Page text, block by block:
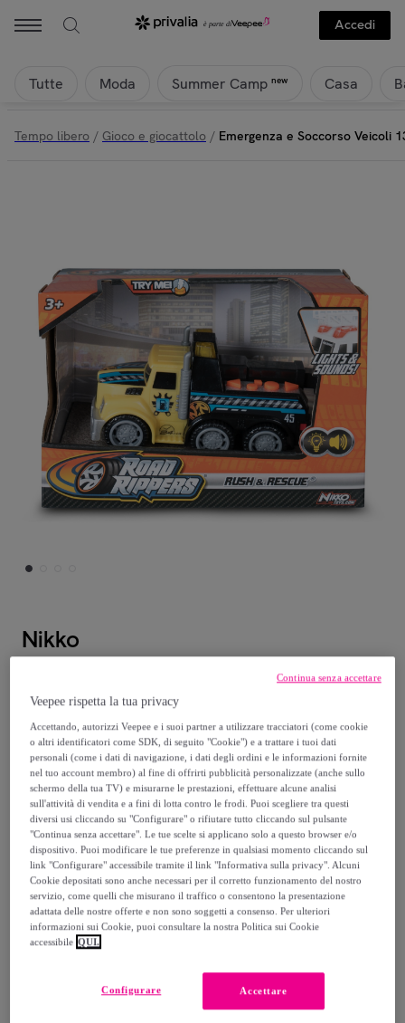
Accedi
Tutte Moda Summer Camp new Casa
Tempo libero / Gioco e giocattolo / Emergenza e Soccorso Veicoli
Nikko
Emergenza e Soccorso Veicoli 13cm -
Carro Attrezzi
Modello: Emergenza e Soccorso Veicoli
13cm - Carro Attrezzi
14,60 €
29,29 €
-50 %
Venduto daGiocattoli per Passione
Consegna
Veepee rispetta la tua privacy
Accettando, autorizzi Veepee e i suoi partner a utilizzare tracciatori (come cookie
o altri identificatori come SDK, di seguito "Cookie") e a trattare i tuoi dati
personali (come i dati di navigazione, i dati degli ordini e le informazioni fornite
nel tuo account membro) al fine di offrirti pubblicità personalizzate (anche sullo
schermo della tua TV) e misurarne le prestazioni, effettuare alcune analisi
sull'attività di vendita e a fini di lotta contro le frodi. Puoi scegliere tra questi
diversi usi cliccando su "Configurare" o rifiutare tutto cliccando sul pulsante
"Continua senza accettare". Le tue scelte si applicano solo a questo browser e/o
dispositivo. Puoi modificare le tue preferenze in qualsiasi momento cliccando sul
link "Configurare" accessibile tramite il link "Informativa sulla privacy". Alcuni
Cookie depositati sono anche necessari per il corretto funzionamento del nostro
servizio, come quelli che misurano il traffico o consentono la presentazione
adattata delle nostre offerte e non sono soggetti a consenso. Per ulteriori
informazioni sui Cookie, puoi consultare la nostra Politica sui Cookie
accessibile QUI.
Accettare
Configurare
Continua senza accettare